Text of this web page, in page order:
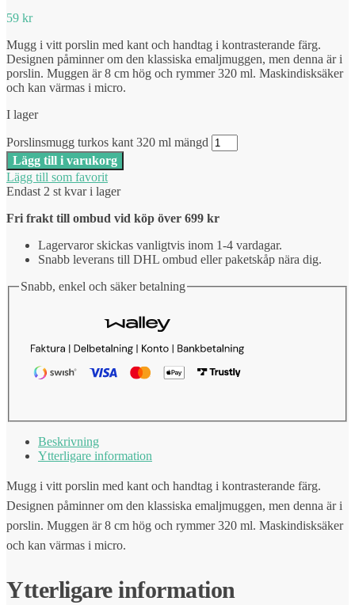
59 kr
Mugg i vitt porslin med kant och handtag i kontrasterande färg.
Designen påminner om den klassiska emaljmuggen, men denna är i
porslin. Muggen är 8 cm hög och rymmer 320 ml. Maskindisksäker
och kan värmas i micro.
I lager
Porslinsmugg turkos kant 320 ml mängd
Lägg till i varukorg
Lägg till som favorit
Endast 2 st kvar i lager
Fri frakt till ombud vid köp över 699 kr
Lagervaror skickas vanligtvis inom 1-4 vardagar.
Snabb leverans till DHL ombud eller paketskåp nära dig.
Snabb, enkel och säker betalning
Beskrivning
Ytterligare information
Mugg i vitt porslin med kant och handtag i kontrasterande färg.
Designen påminner om den klassiska emaljmuggen, men denna är i
porslin. Muggen är 8 cm hög och rymmer 320 ml. Maskindisksäker
och kan värmas i micro.
Ytterligare information